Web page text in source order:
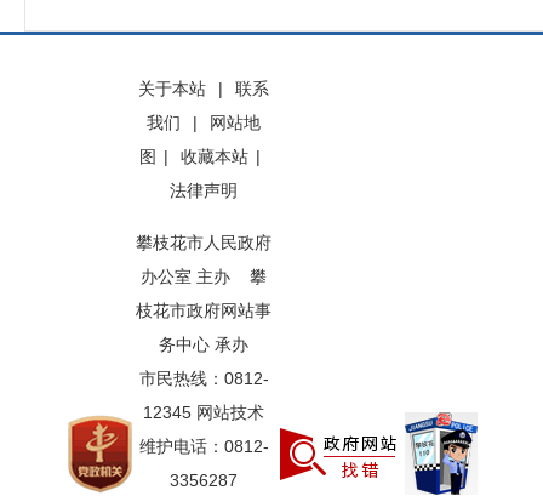
关于本站 |
联系
我们
|
网站地
图 | 收藏本站 |
法律声明
攀枝花市人民政府
办公室 主办 攀
枝花市政府网站事
务中心 承办
市民热线：0812-
12345 网站技术
维护电话：0812-
3356287